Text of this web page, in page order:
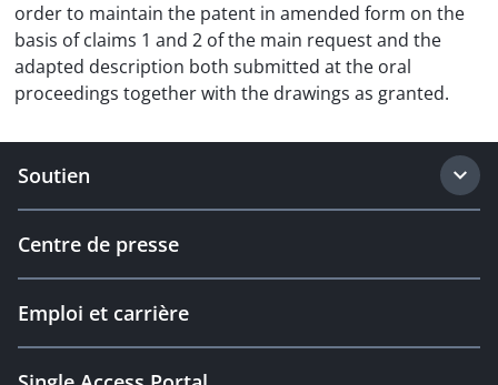
order to maintain the patent in amended form on the
basis of claims 1 and 2 of the main request and the
adapted description both submitted at the oral
proceedings together with the drawings as granted.
Soutien
Centre de presse
Emploi et carrière